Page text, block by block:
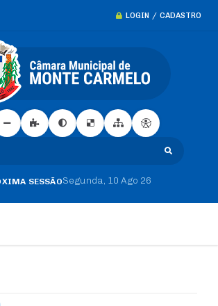
LOGIN / CADASTRO
SESSÃOSegunda 10 Ago 26